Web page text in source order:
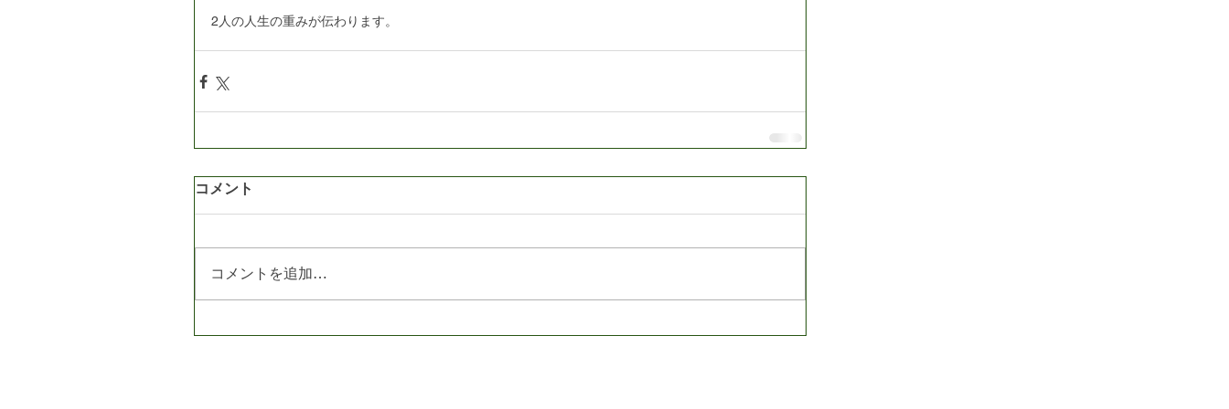
2人の人生の重みが伝わります。
コメント
コメントを追加…